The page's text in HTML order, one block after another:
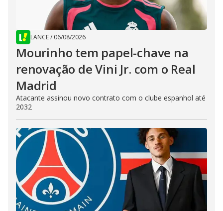
LANCE/ 06/08/2026
Mourinho tem papel-chave na
renovação de Vini Jr. com o Real
Madrid
Atacante assinou novo contrato com o clube espanhol até
2032